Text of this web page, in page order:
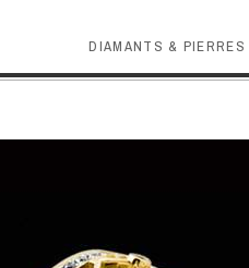
DIAMANTS & PIERRES